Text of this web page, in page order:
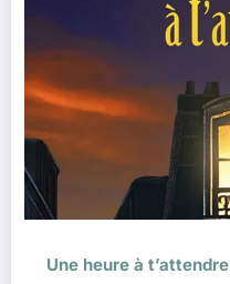
Une heure à t’attendre